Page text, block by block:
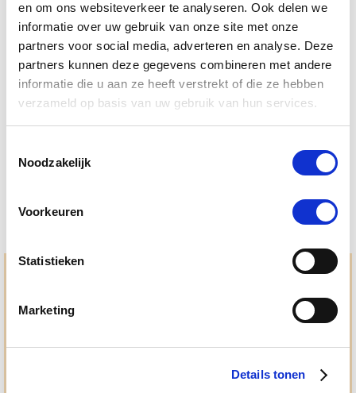
en om ons websiteverkeer te analyseren. Ook delen we
informatie over uw gebruik van onze site met onze
partners voor social media, adverteren en analyse. Deze
partners kunnen deze gegevens combineren met andere
informatie die u aan ze heeft verstrekt of die ze hebben
verzameld op basis van uw gebruik van hun services.
Noodzakelijk
Voorkeuren
Statistieken
Marketing
Details tonen
PUUR Derma Vital Hond/Kat 150 gram
Nog maar 2 beschikbaar
Jouw paard gezond houden en krijgen. Dat is waar we het
topkwaliteit, uitgebreide informatieverstrekking en
"ouderwetse" service. Wij helpen je graag, doen wat wij
beloven en rusten pas als jij tevreden bent; dat menen we en